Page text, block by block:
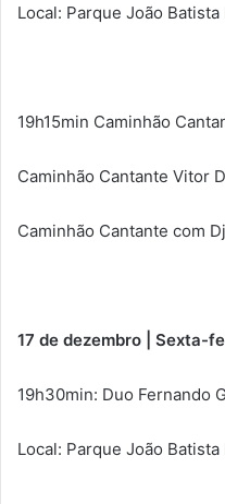
Local: Parque João
19h15min Caminhão
Caminhão Cantante Vitor
Caminhão Cantante com
17 de dezembro | Sexta-
19h30min: Duo Fernando
Local: Parque João